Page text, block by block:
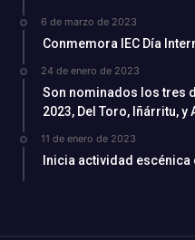
6 de marzo de 2023
Conmemora IEC Día
24 de enero de 2023
Son nominados los tres
2023, Del Toro, Iñárritu, y
11 de enero de 2023
Inicia actividad escénica